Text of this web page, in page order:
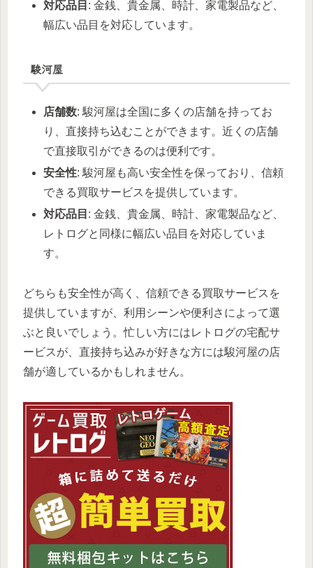
対応品目 : 金銭、貴金属、時計、家電製品など、
幅広い品目を対応しています。
駿河屋
店舗数: 駿河屋は全国に多くの店舗を持ってお
り、直接持ち込むことができます。近くの店舗
で直接取引ができるのは便利です。
安全性: 駿河屋も高い安全性を保っており、信頼
できる買取サービスを提供しています。
対応品目 : 金銭、貴金属、時計、家電製品など、
レトログと同様に幅広い品目を対応していま
す。
どちらも安全性が高く、信頼できる買取サービスを
提供していますが、利用シーンや便利さによって選
ぶと良いでしょう。忙しい方にはレトログの宅配サ
ービスが、直接持ち込みが好きな方には駿河屋の店
舗が適しているかもしれません。